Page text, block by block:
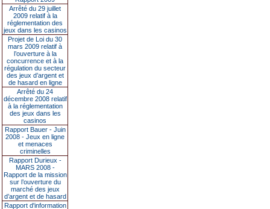
Arrêté du 29 juillet
2009 relatif à la
réglementation des
jeux dans les casinos
Projet de Loi du 30
mars 2009 relatif à
l’ouverture à la
concurrence et à la
régulation du secteur
des jeux d’argent et
de hasard en ligne
Arrêté du 24
décembre 2008 relatif
à la réglementation
des jeux dans les
casinos
Rapport Bauer - Juin
2008 - Jeux en ligne
et menaces
criminelles
Rapport Durieux -
MARS 2008 -
Rapport de la mission
sur l’ouverture du
marché des jeux
d’argent et de hasard
Rapport d'information